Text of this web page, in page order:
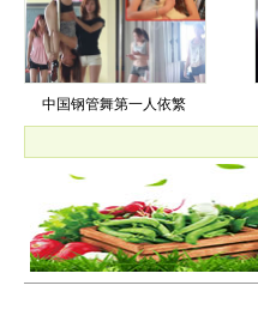
中国钢管舞第一人依繁